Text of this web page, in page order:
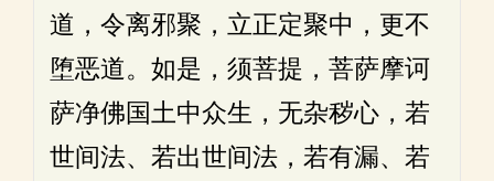
道，令离邪聚，立正定聚中，更不
堕恶道。如是，须菩提，菩萨摩诃
萨净佛国土中众生，无杂秽心，若
世间法、若出世间法，若有漏、若